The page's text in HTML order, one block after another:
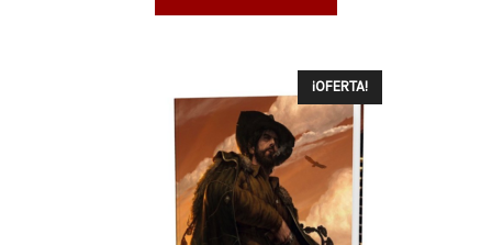
¡OFERTA!